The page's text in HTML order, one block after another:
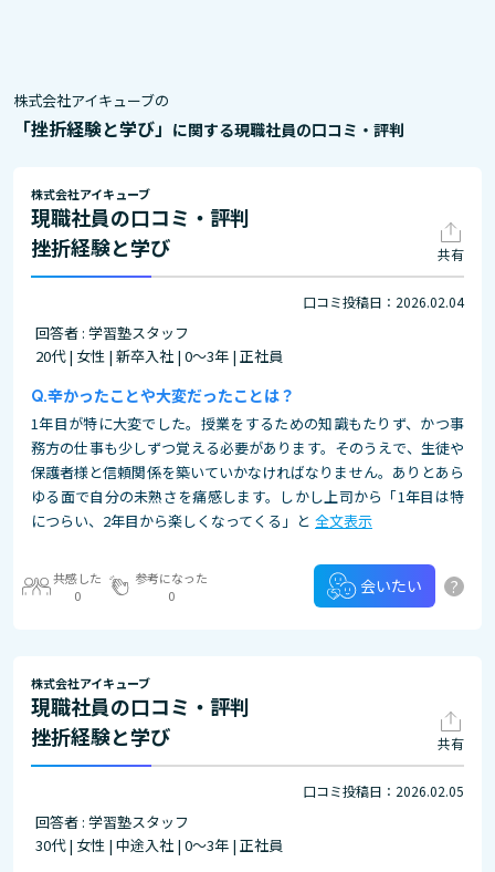
株式会社アイキューブの
「挫折経験と学び」 に関する現職社員の口コミ・評判
株式会社アイキューブ
現職社員の口コミ・評判
挫折経験と学び
共有
口コミ投稿日：2026.02.04
回答者 : 学習塾スタッフ
20代 | 女性 | 新卒入社 | 0～3年 | 正社員
辛かったことや大変だったことは？
1年目が特に大変でした。授業をするための知識もたりず、かつ事
務方の仕事も少しずつ覚える必要があります。そのうえで、生徒や
保護者様と信頼関係を築いていかなければなりません。ありとあら
ゆる面で自分の未熟さを痛感します。しかし上司から「1年目は特
につらい、2年目から楽しくなってくる」と 全文表示
共感した
0
参考になった
0
会いたい ?
株式会社アイキューブ
現職社員の口コミ・評判
挫折経験と学び
共有
口コミ投稿日：2026.02.05
回答者 : 学習塾スタッフ
30代 | 女性 | 中途入社 | 0～3年 | 正社員